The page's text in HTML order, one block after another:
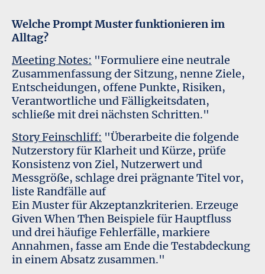
Welche Prompt Muster funktionieren im
Alltag?
Meeting Notes: "Formuliere eine neutrale
Zusammenfassung der Sitzung, nenne Ziele,
Entscheidungen, offene Punkte, Risiken,
Verantwortliche und Fälligkeitsdaten,
schließe mit drei nächsten Schritten."
Story Feinschliff: "Überarbeite die folgende
Nutzerstory für Klarheit und Kürze, prüfe
Konsistenz von Ziel, Nutzerwert und
Messgröße, schlage drei prägnante Titel vor,
liste Randfälle auf
Ein Muster für Akzeptanzkriterien. Erzeuge
Given When Then Beispiele für Hauptfluss
und drei häufige Fehlerfälle, markiere
Annahmen, fasse am Ende die Testabdeckung
in einem Absatz zusammen."